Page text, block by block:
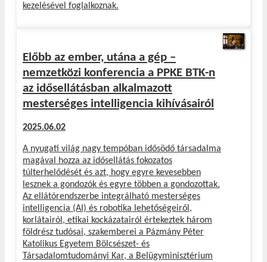
kezelésével foglalkoznak.
Előbb az ember, utána a gép –
nemzetközi konferencia a PPKE BTK-n
az idősellátásban alkalmazott
mesterséges intelligencia kihívásairól
2025.06.02
A nyugati világ nagy tempóban idősödő társadalma
magával hozza az idősellátás fokozatos
túlterhelődését és azt, hogy egyre kevesebben
lesznek a gondozók és egyre többen a gondozottak.
Az ellátórendszerbe integrálható mesterséges
intelligencia (AI) és robotika lehetőségeiről,
korlátairól, etikai kockázatairól értekeztek három
földrész tudósai, szakemberei a Pázmány Péter
Katolikus Egyetem Bölcsészet- és
Társadalomtudományi Kar, a Belügyminisztérium